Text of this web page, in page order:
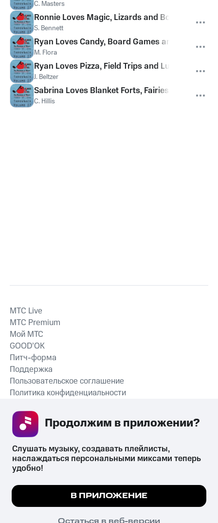
C. Masters
Ronnie Loves Magic, Lizards and Boating
S. Bennett
Ryan Loves Candy, Board Games and Aliens
M. Flora
Ryan Loves Pizza, Field Trips and Lunchtime
J. Beltzer
Sabrina Loves Blanket Forts, Fairies and Disco
C. Hillis
СКАЧАТЬ ПРИЛОЖЕНИЕ
MTС Live
MTС Premium
Мой МТС
GOOD’OK
Питч-форма
Поддержка
Пользовательское соглашение
Политика конфиденциальности
психотропных веществ, их аналогов причиняет вред здоровью,
их незаконный оборот запрещён и влечёт установленную
законодательством ответственность.
© 2026 ООО «КИОН».
Мы используем куки, чтобы на сайте все
Подробнее
ПОНЯТНО
Слушать музыку, создавать плейлисты,
наслаждаться персональными миксами теперь
удобно!
В ПРИЛОЖЕНИЕ
Остаться в веб-версии